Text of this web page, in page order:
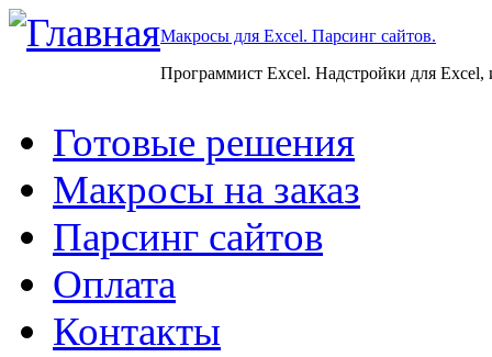
Макросы для Excel. Парсинг сайтов.
Программист Excel. Надстройки для Excel,
Готовые решения
Макросы на заказ
Парсинг сайтов
Оплата
Контакты